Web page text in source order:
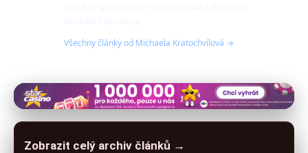
Všechny články od Michaela Kratochvílová →
Zobrazit celý archiv článků →